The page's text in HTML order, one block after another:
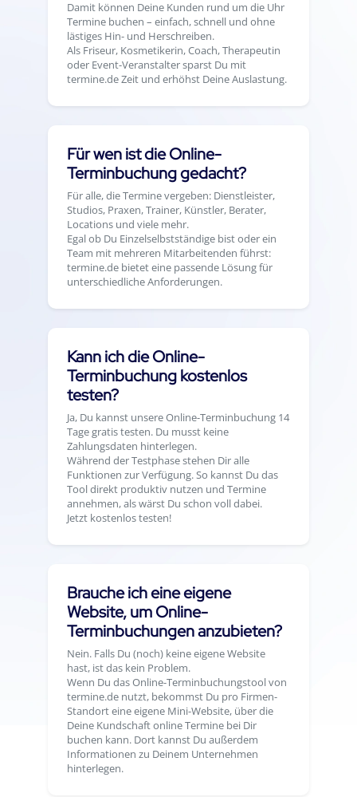
Damit können Deine Kunden rund um die Uhr
Termine buchen – einfach, schnell und ohne
lästiges Hin- und Herschreiben.
Als Friseur, Kosmetikerin, Coach, Therapeutin
oder Event-Veranstalter sparst Du mit
termine.de Zeit und erhöhst Deine Auslastung.
Für wen ist die Online-
Terminbuchung gedacht?
Für alle, die Termine vergeben: Dienstleister,
Studios, Praxen, Trainer, Künstler, Berater,
Locations und viele mehr.
Egal ob Du Einzelselbstständige bist oder ein
Team mit mehreren Mitarbeitenden führst:
termine.de bietet eine passende Lösung für
unterschiedliche Anforderungen.
Kann ich die Online-
Terminbuchung kostenlos
testen?
Ja, Du kannst unsere Online-Terminbuchung 14
Tage gratis testen. Du musst keine
Zahlungsdaten hinterlegen.
Während der Testphase stehen Dir alle
Funktionen zur Verfügung. So kannst Du das
Tool direkt produktiv nutzen und Termine
annehmen, als wärst Du schon voll dabei.
Jetzt kostenlos testen!
Brauche ich eine eigene
Website, um Online-
Terminbuchungen anzubieten?
Nein. Falls Du (noch) keine eigene Website
hast, ist das kein Problem.
Wenn Du das Online-Terminbuchungstool von
termine.de nutzt, bekommst Du pro Firmen-
Standort eine eigene Mini-Website, über die
Deine Kundschaft online Termine bei Dir
buchen kann. Dort kannst Du außerdem
Informationen zu Deinem Unternehmen
hinterlegen.